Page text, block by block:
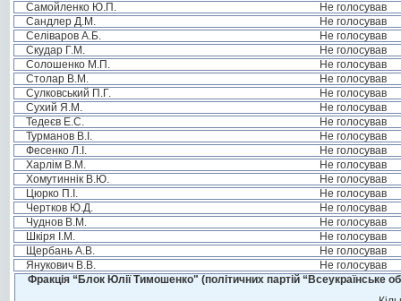
Самойленко Ю.П.
Не голосував
Сандлер Д.М.
Не голосував
Селіваров А.Б.
Не голосував
Скудар Г.М.
Не голосував
Солошенко М.П.
Не голосував
Столар В.М.
Не голосував
Сулковський П.Г.
Не голосував
Сухий Я.М.
Не голосував
Тедеєв Е.С.
Не голосував
Турманов В.І.
Не голосував
Фесенко Л.І.
Не голосував
Харлім В.М.
Не голосував
Хомутиннік В.Ю.
Не голосував
Цюрко П.І.
Не голосував
Чертков Ю.Д.
Не голосував
Чуднов В.М.
Не голосував
Шкіря І.М.
Не голосував
Щербань А.В.
Не голосував
Янукович В.В.
Не голосував
Фракція “Блок Юлії Тимошенко" (політичних партій “Всеукраїнське